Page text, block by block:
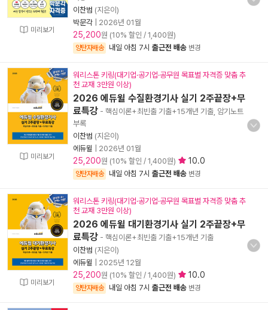
미리보기
이찬범 (지은이)
박문각
2026년 01월
25,200원 (10% 할인 / 1,400원)
양탄자배송 내일 아침 7시 출근전 배송 변경
미리보기
워리스톤 키링(대기업·공기업·공무원 목표별 자격증 맞춤 추
천 교재 3만원 이상)
2026 에듀윌 수질환경기사 실기 2주끝장+무
료특강 - 핵심이론+최빈출 기출+15개년 기출, 암기노트
부록
이찬범 (지은이)
에듀윌
2026년 01월
25,200원 (10% 할인 / 1,400원) 10.0
양탄자배송 내일 아침 7시 출근전 배송 변경
미리보기
워리스톤 키링(대기업·공기업·공무원 목표별 자격증 맞춤 추
천 교재 3만원 이상)
2026 에듀윌 대기환경기사 실기 2주끝장+무
료특강 - 핵심이론+최빈출 기출+15개년 기출
이찬범 (지은이)
에듀윌
2025년 12월
25,200원 (10% 할인 / 1,400원) 10.0
양탄자배송 내일 아침 7시 출근전 배송 변경